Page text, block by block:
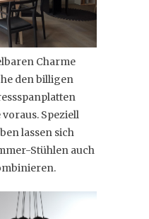
Charme
den billigen
Speziell
lassen sich
Stühlen auch